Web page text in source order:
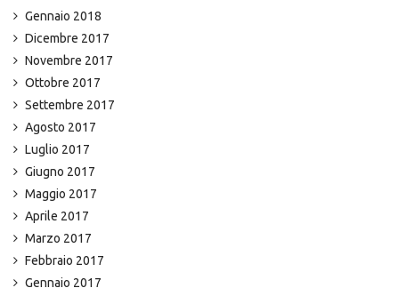
Gennaio 2018
Dicembre 2017
Novembre 2017
Ottobre 2017
Settembre 2017
Agosto 2017
Luglio 2017
Giugno 2017
Maggio 2017
Aprile 2017
Marzo 2017
Febbraio 2017
Gennaio 2017